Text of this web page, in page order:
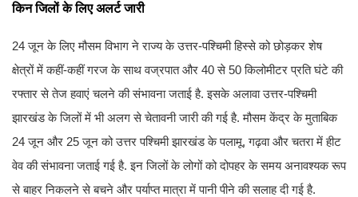
किन जिलों के लिए अलर्ट जारी
24 जून के लिए मौसम विभाग ने राज्य के उत्तर-पश्चिमी हिस्से को छोड़कर शेष
क्षेत्रों में कहीं-कहीं गरज के साथ वज्रपात और 40 से 50 किलोमीटर प्रति घंटे की
रफ्तार से तेज हवाएं चलने की संभावना जताई है. इसके अलावा उत्तर-पश्चिमी
झारखंड के जिलों में भी अलग से चेतावनी जारी की गई है. मौसम केंद्र के मुताबिक
24 जून और 25 जून को उत्तर पश्चिमी झारखंड के पलामू, गढ़वा और चतरा में हीट
वेव की संभावना जताई गई है. इन जिलों के लोगों को दोपहर के समय अनावश्यक रूप
से बाहर निकलने से बचने और पर्याप्त मात्रा में पानी पीने की सलाह दी गई है.